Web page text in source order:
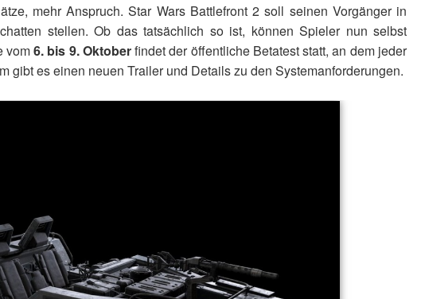
mehr Anspruch. Star Wars Battlefront 2 soll seinen Vorgänger in
stellen. Ob das tatsächlich so ist, können Spieler nun selbst
vom6. bis 9. Oktoberfindet der öffentliche Betatest statt, an dem jeder
gibt es einen neuen Trailer und Details zu den Systemanforderungen.